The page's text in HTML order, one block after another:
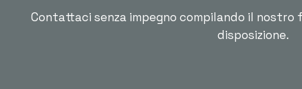
Contattaci senza impegno compilando il
disposizione.